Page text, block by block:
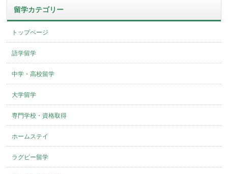
留学カテゴリー
トップページ
語学留学
中学・高校留学
大学留学
専門学校・資格取得
ホームステイ
ラグビー留学